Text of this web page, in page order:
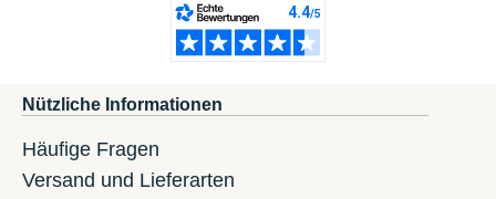
Nützliche Informationen
Häufige Fragen
Versand und Lieferarten